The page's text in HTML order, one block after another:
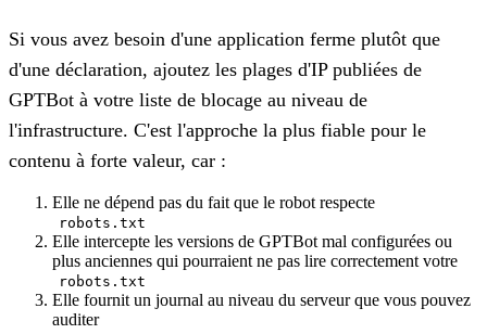
Si vous avez besoin d'une application ferme plutôt que
d'une déclaration, ajoutez les plages d'IP publiées de
GPTBot à votre liste de blocage au niveau de
l'infrastructure. C'est l'approche la plus fiable pour le
contenu à forte valeur, car :
Elle ne dépend pas du fait que le robot respecte
robots.txt
Elle intercepte les versions de GPTBot mal configurées ou
plus anciennes qui pourraient ne pas lire correctement votre
robots.txt
Elle fournit un journal au niveau du serveur que vous pouvez
auditer